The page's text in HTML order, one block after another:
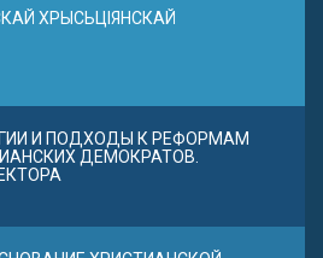
ХРЫСЬЦІЯНСКАЙ
И ПОДХОДЫ К РЕФОРМАМ
ДЕМОКРАТОВ.